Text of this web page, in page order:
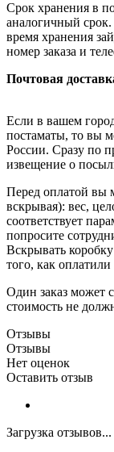
Срок хранения в
аналогичный
время хранения
номер заказа и
Почтовая
Если в вашем
постаматы, то вы
России. Сразу по
извещение о
Перед оплатой вы
вскрывая): вес,
соответствует
попросите
Вскрывать
того, как оплатили
Один заказ может
стоимость не
Отзывы
Отзывы
Нет оценок
Оставить отзыв
Загрузка отзывов...